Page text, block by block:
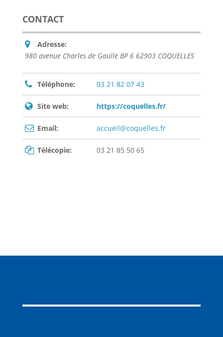
CONTACT
Adresse:
980 avenue Charles de Gaulle BP 6 62903 COQUELLES
Téléphone: 03 21 82 07 43
Site web: https://coquelles.fr/
Email: accueil@coquelles.fr
Télécopie: 03 21 85 50 65